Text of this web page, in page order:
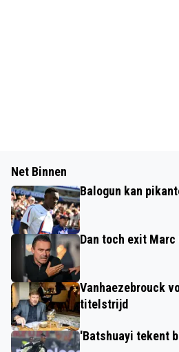
Net Binnen
Balogun kan
Dan toch exit Marc
Vanhaezebrouck
titelstrijd
'Batshuayi tekent